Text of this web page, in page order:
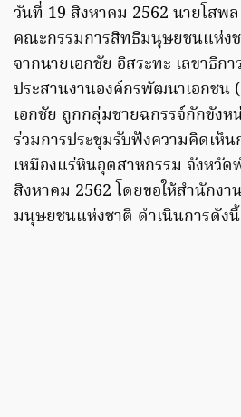
วันที่ 19 สิงหาคม 2562 นายโสพล
คณะกรรมการสิทธิมนุษยชนแห่งช
จากนายเอกชัย อิสระทะ เลขาธิก
ประสานงานองค์กรพัฒนาเอกช
เอกชัย ถูกกลุ่มชายฉกรรจ์กักขังหน่
ร่วมการประชุมรับฟังความคิดเห็
เหมืองแร่หินอุตสาหกรรม จังหวั
สิงหาคม 2562 โดยขอให้สำนักง
มนุษยชนแห่งชาติ ดำเนินการดังนี้